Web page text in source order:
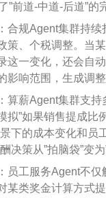
”前道-中道-后道”的
：合规Agent集群持续
策、个税调整。当
这一变化，还会自
影响范围，生成调整
：算薪Agent集群支持
拟”如果销售提成比
下的成本变化和员
决策从”拍脑袋”变为
：员工服务Agent不仅
某类奖金计算方式